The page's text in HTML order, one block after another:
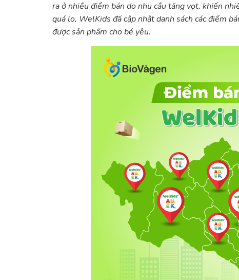
ra ở nhiều điểm bán do nhu cầu tăng vọt, khiến
quá lo, WelKids đã cập nhật danh sách các điểm
được sản phẩm cho bé yêu.